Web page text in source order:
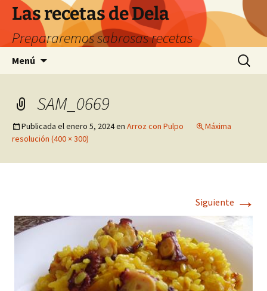
Saltar
contenido
Las recetas de Dela
Prepararemos sabrosas recetas
Menú Buscar:
SAM_0669
Publicada elenero 5, 2024en Arroz con Pulpo
Máxima
resolución (400 × 300)
Siguiente →